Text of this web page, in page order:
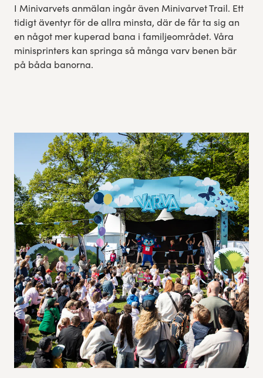
I Minivarvets anmälan ingår även Minivarvet Trail. Ett
tidigt äventyr för de allra minsta, där de får ta sig an
en något mer kuperad bana i familjeområdet. Våra
minisprinters kan springa så många varv benen bär
på båda banorna.